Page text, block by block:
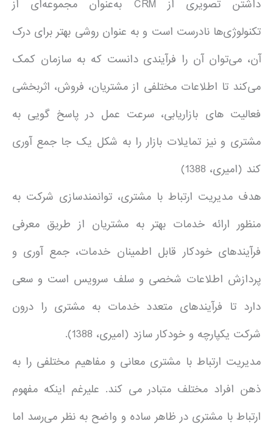
داشتن تصویری از CRM‏ به‌عنوان مجموعه‌ای از
تکنولوژی‌ها نادرست است و به عنوان روشی بهتر برای درک
آن، می‌توان آن را فرآیندی دانست که به سازمان کمک
می‌کند تا اطلاعات مختلفی از مشتریان، فروش، اثربخشی
فعالیت های بازاریابی، سرعت عمل در پاسخ گویی به
مشتری و نیز تمایلات بازار را به شکل یک جا جمع آوری
کند (امیری، 1388)
هدف مدیریت ارتباط با مشتری، توانمندسازی شرکت به
منظور ارائه خدمات بهتر به مشتریان از طریق معرفی
فرآیندهای خودکار قابل اطمینان خدمات، جمع آوری و
پردازش اطلاعات شخصی و سلف سرویس است و سعی
دارد تا فرآیندهای متعدد خدمات به مشتری را درون
شرکت یکپارچه و خودکار سازد (امیری، 1388).
مدیریت ارتباط با مشتری معانی و مفاهیم مختلفی را به
ذهن افراد مختلف متبادر می کند. علیرغم اینکه مفهوم
ارتباط با مشتری در ظاهر ساده و واضح به نظر می‌رسد اما